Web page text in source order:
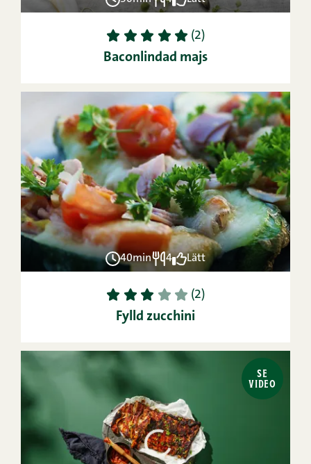
1 2 3 4 5 (2)
Baconlindad majs
40min 4 Lätt
1 2 3 4 5 (2)
Fylld zucchini
SE
VIDEO